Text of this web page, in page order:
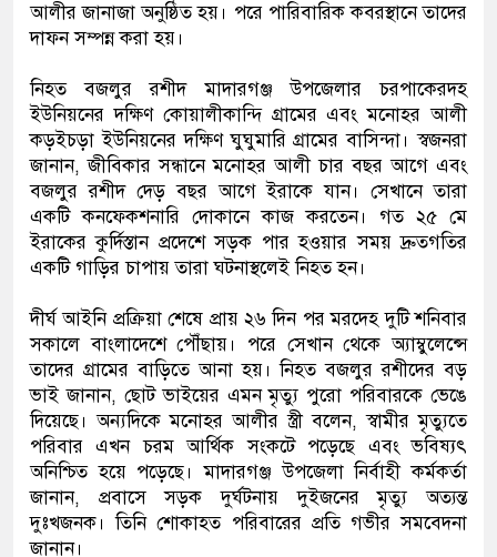
আলীর জানাজা অনুষ্ঠিত হয়। পরে পারিবারিক কবরস্থানে তাদের
দাফন সম্পন্ন করা হয়।
নিহত বজলুর রশীদ মাদারগঞ্জ উপজেলার চরপাকেরদহ
ইউনিয়নের দক্ষিণ কোয়ালীকান্দি গ্রামের এবং মনোহর আলী
কড়ইচড়া ইউনিয়নের দক্ষিণ ঘুঘুমারি গ্রামের বাসিন্দা। স্বজনরা
জানান, জীবিকার সন্ধানে মনোহর আলী চার বছর আগে এবং
বজলুর রশীদ দেড় বছর আগে ইরাকে যান। সেখানে তারা
একটি কনফেকশনারি দোকানে কাজ করতেন। গত ২৫ মে
ইরাকের কুর্দিস্তান প্রদেশে সড়ক পার হওয়ার সময় দ্রুতগতির
একটি গাড়ির চাপায় তারা ঘটনাস্থলেই নিহত হন।
দীর্ঘ আইনি প্রক্রিয়া শেষে প্রায় ২৬ দিন পর মরদেহ দুটি শনিবার
সকালে বাংলাদেশে পৌঁছায়। পরে সেখান থেকে অ্যাম্বুলেন্সে
তাদের গ্রামের বাড়িতে আনা হয়। নিহত বজলুর রশীদের বড়
ভাই জানান, ছোট ভাইয়ের এমন মৃত্যু পুরো পরিবারকে ভেঙে
দিয়েছে। অন্যদিকে মনোহর আলীর স্ত্রী বলেন, স্বামীর মৃত্যুতে
পরিবার এখন চরম আর্থিক সংকটে পড়েছে এবং ভবিষ্যৎ
অনিশ্চিত হয়ে পড়েছে। মাদারগঞ্জ উপজেলা নির্বাহী কর্মকর্তা
জানান, প্রবাসে সড়ক দুর্ঘটনায় দুইজনের মৃত্যু অত্যন্ত
দুঃখজনক। তিনি শোকাহত পরিবারের প্রতি গভীর সমবেদনা
জানান।